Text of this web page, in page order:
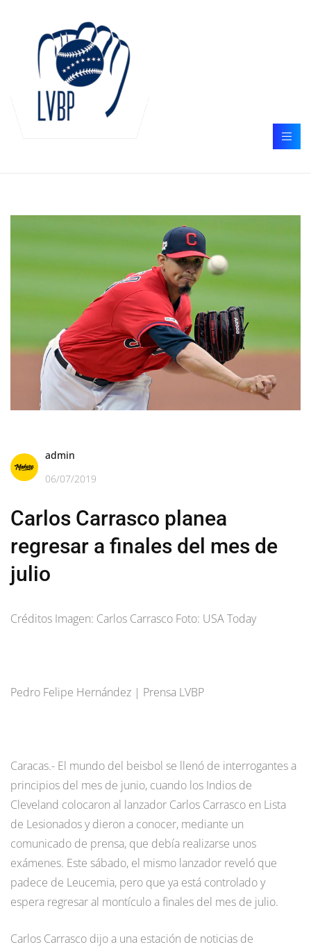
admin
06/07/2019
Carlos Carrasco planea
regresar a finales del mes de
julio
Créditos Imagen: Carlos Carrasco Foto: USA Today
Pedro Felipe Hernández | Prensa LVBP
Caracas.- El mundo del beisbol se llenó de interrogantes a
principios del mes de junio, cuando los Indios de
Cleveland colocaron al lanzador Carlos Carrasco en Lista
de Lesionados y dieron a conocer, mediante un
comunicado de prensa, que debía realizarse unos
exámenes. Este sábado, el mismo lanzador reveló que
padece de Leucemia, pero que ya está controlado y
espera regresar al montículo a finales del mes de julio.
Carlos Carrasco dijo a una estación de noticias de